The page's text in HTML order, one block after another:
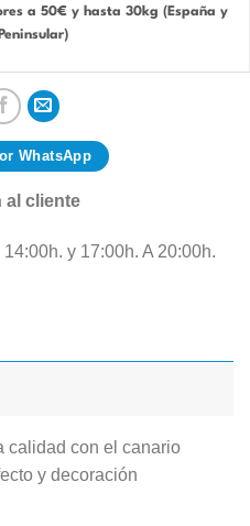
a 50€ y hasta 30kg (España y
WhatsApp
al cliente
y 17:00h. A 20:00h.
calidad con el canario
y decoración